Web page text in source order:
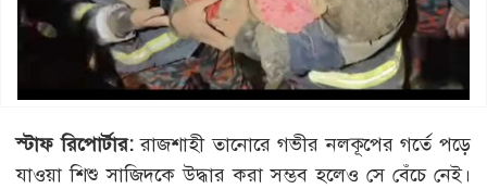
স্টাফ রিপোর্টার:রাজশাহী তানোরে গভীর নলকূপের গর্তে পড়ে
যাওয়া শিশু সাজিদকে উদ্ধার করা সম্ভব হলেও সে বেঁচে নেই।